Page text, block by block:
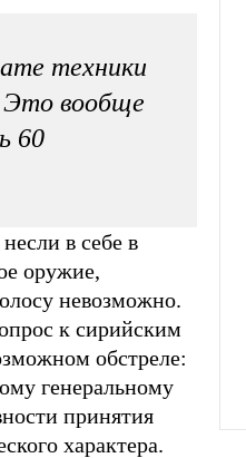
техники
Это вообще
60
в себе в
оружие,
невозможно.
к сирийским
обстреле:
генеральному
принятия
характера.